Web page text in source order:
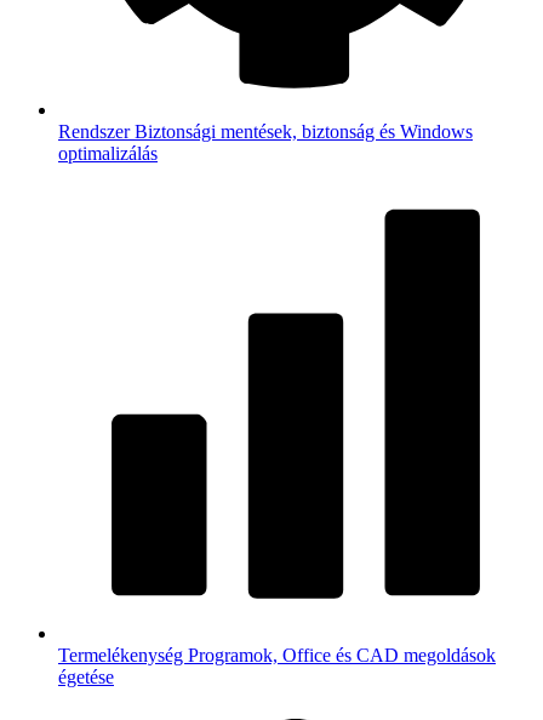
RendszerBiztonsági mentések, biztonság és Windows
optimalizálás
Termelékenység Programok, Office és CAD megoldások
égetése